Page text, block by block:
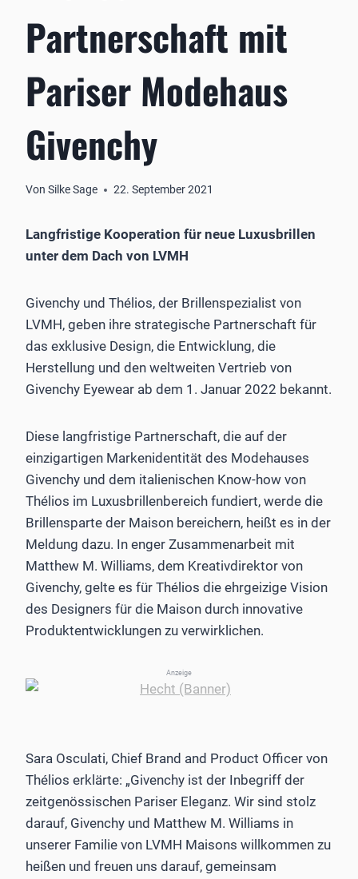
Partnerschaft mit
Pariser Modehaus
Givenchy
Von Silke Sage 22. September 2021
Langfristige Kooperation für neue Luxusbrillen
unter dem Dach von LVMH
Givenchy und Thélios, der Brillenspezialist von
LVMH, geben ihre strategische Partnerschaft für
das exklusive Design, die Entwicklung, die
Herstellung und den weltweiten Vertrieb von
Givenchy Eyewear ab dem 1. Januar 2022 bekannt.
Diese langfristige Partnerschaft, die auf der
einzigartigen Markenidentität des Modehauses
Givenchy und dem italienischen Know-how von
Thélios im Luxusbrillenbereich fundiert, werde die
Brillensparte der Maison bereichern, heißt es in der
Meldung dazu. In enger Zusammenarbeit mit
Matthew M. Williams, dem Kreativdirektor von
Givenchy, gelte es für Thélios die ehrgeizige Vision
des Designers für die Maison durch innovative
Produktentwicklungen zu verwirklichen.
Anzeige
Sara Osculati, Chief Brand and Product Officer von
Thélios erklärte: „Givenchy ist der Inbegriff der
zeitgenössischen Pariser Eleganz. Wir sind stolz
darauf, Givenchy und Matthew M. Williams in
unserer Familie von LVMH Maisons willkommen zu
heißen und freuen uns darauf, gemeinsam